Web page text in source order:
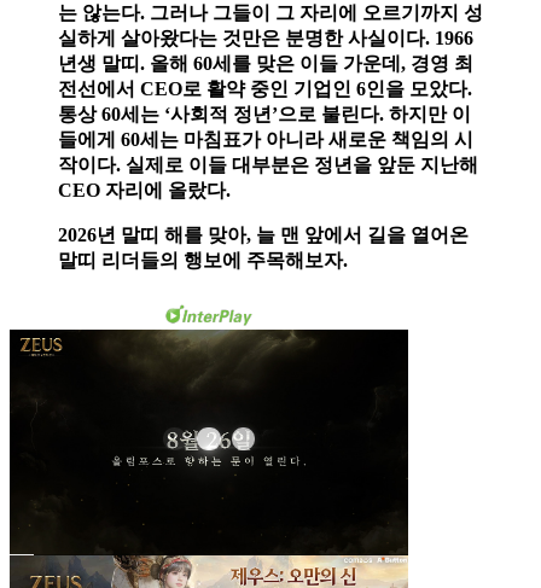
는 않는다. 그러나 그들이 그 자리에 오르기까지 성
실하게 살아왔다는 것만은 분명한 사실이다. 1966
년생 말띠. 올해 60세를 맞은 이들 가운데, 경영 최
전선에서 CEO로 활약 중인 기업인 6인을 모았다.
통상 60세는 ‘사회적 정년’으로 불린다. 하지만 이
들에게 60세는 마침표가 아니라 새로운 책임의 시
작이다. 실제로 이들 대부분은 정년을 앞둔 지난해
CEO 자리에 올랐다.
2026년 말띠 해를 맞아, 늘 맨 앞에서 길을 열어온
말띠 리더들의 행보에 주목해보자.